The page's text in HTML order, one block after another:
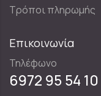
Τρόποι πληρωμής
Επικοινωνία
Τηλέφωνο
6972 95 54 10